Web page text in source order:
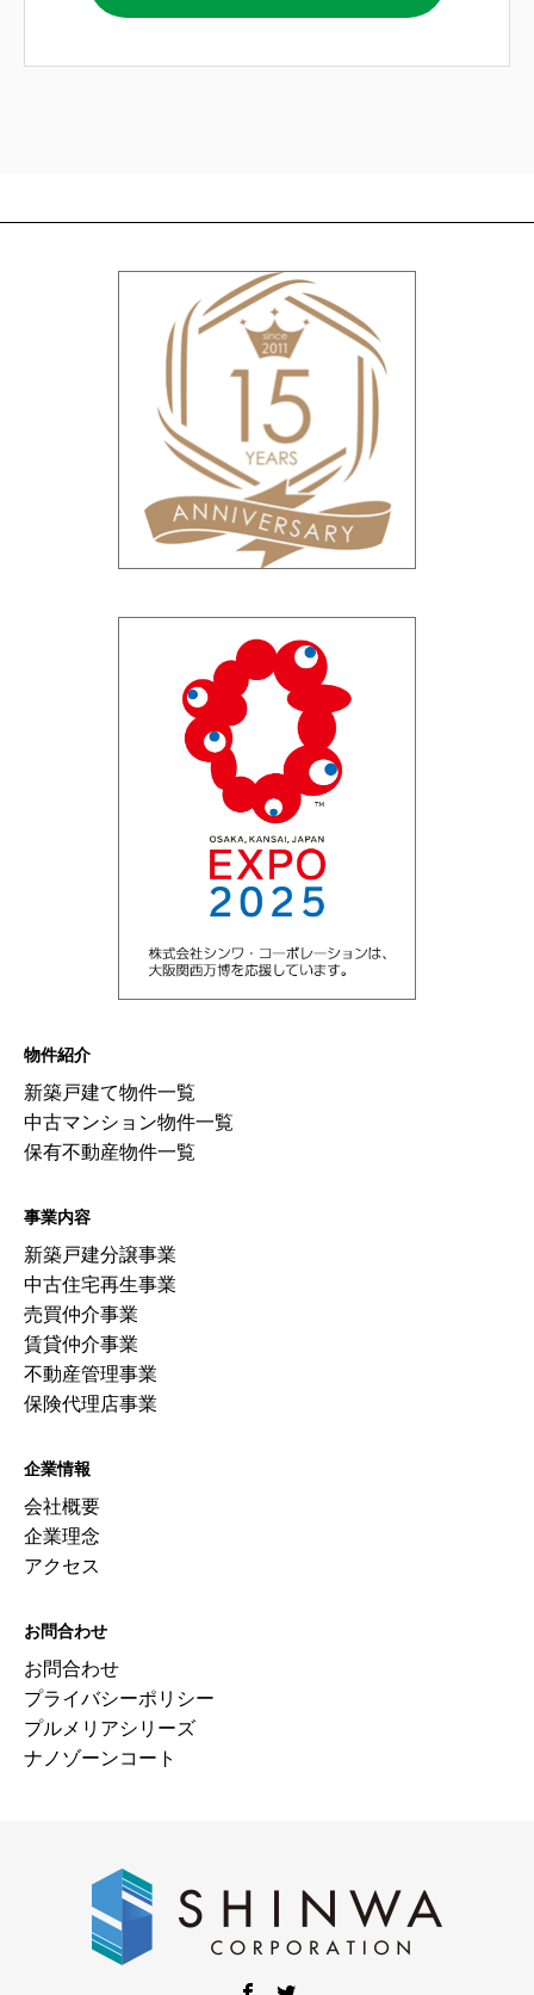
物件紹介
新築戸建て物件一覧
中古マンション物件一覧
保有不動産物件一覧
事業内容
新築戸建分譲事業
中古住宅再生事業
売買仲介事業
賃貸仲介事業
不動産管理事業
保険代理店事業
企業情報
会社概要
企業理念
アクセス
お問合わせ
お問合わせ
プライバシーポリシー
プルメリアシリーズ
ナノゾーンコート